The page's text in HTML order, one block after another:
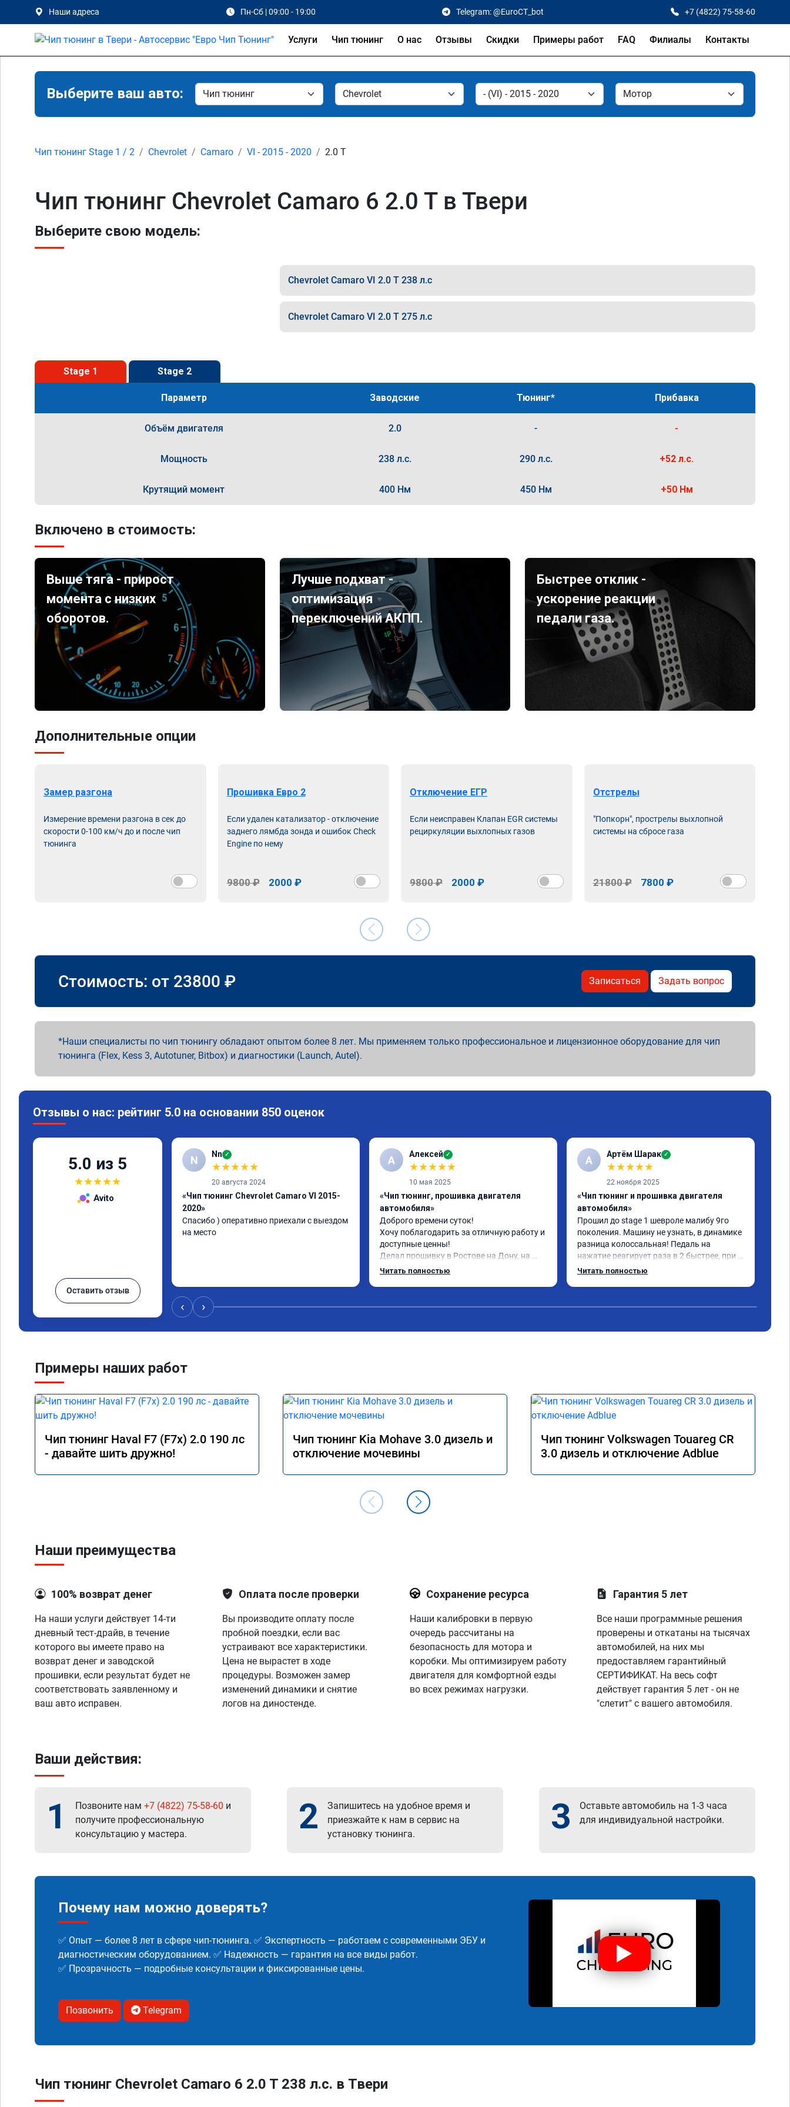
Наши адреса Пн-Сб | 09:00 - 19:00 Telegram: @EuroCT_bot +7 (4822) 75-58-60
Услуги Чип тюнинг О нас Отзывы Скидки Примеры работ FAQ Филиалы Контакты
Выберите ваш авто:
Чип тюнинг Stage 1 / 2 Chevrolet Camaro VI - 2015 - 2020 2.0 T
Чип тюнинг Chevrolet Camaro 6 2.0 T в Твери
Выберите свою модель:
Chevrolet Camaro VI 2.0 T 238 л.с
Chevrolet Camaro VI 2.0 T 275 л.с
Stage 1 Stage 2
Параметр Заводские Тюнинг* Прибавка
Объём двигателя 2.0 - -
Мощность 238 л.с. 290 л.с. +52 л.с.
Крутящий момент 400 Нм 450 Нм +50 Нм
Включено в стоимость:
Выше тяга - прирост
момента с низких
оборотов.
Лучше подхват -
оптимизация
переключений АКПП.
Быстрее отклик -
ускорение реакции
педали газа.
Дополнительные опции
Замер разгона
Измерение времени разгона в сек до
скорости 0-100 км/ч до и после чип
тюнинга
Прошивка Евро 2
Если удален катализатор - отключение
заднего лямбда зонда и ошибок Check
Engine по нему
9800 ₽ 2000 ₽
Отключение ЕГР
Если неисправен Клапан EGR системы
рециркуляции выхлопных газов
9800 ₽ 2000 ₽
Отстрелы
"Попкорн", прострелы выхлопной
системы на сбросе газа
21800 ₽ 7800 ₽
Стоимость: от 23800 ₽ Записаться Задать вопрос
Наши специалисты по чип тюнингу обладают опытом более 8 лет. Мы применяем только профессиональное и лицензионное оборудование для чип
тюнинга (Flex, Kess 3, Autotuner, Bitbox) и диагностики (Launch, Autel).
Отзывы о нас: рейтинг 5.0 на основании 850 оценок
5.0 из 5
★★★★★
Avito
Оставить отзыв
N Nn ✓
★★★★★
20 августа 2024
«Чип тюнинг Chevrolet Camaro VI 2015-
2020»
Спасибо ) оперативно приехали с выездом
на место
А Алексей ✓
★★★★★
10 мая 2025
«Чип тюнинг, прошивка двигателя
автомобиля»
Доброго времени суток!
Хочу поблагодарить за отличную работу и
доступные ценны!
Делал прошивку в Ростове на Дону, на
авто шевроле круз 1.8 (141 л.с)с акпп
узнать - тяга отличная, динамика разгона
просто прелесть, отзывчивость на пидаль
газа превосходная, одно удовольствие
расход по трассе стал намного ниже, 6.2
литра на сотку при скоростном режиме
сервиса, я остался очень доволен
результатом. Ещё раз большое спасибо!
Процветания вашей компании.
Читать полностью
А Артём Шарак ✓
★★★★★
22 ноября 2025
«Чип тюнинг и прошивка двигателя
автомобиля»
Прошил до stage 1 шевроле малибу 9го
поколения. Машину не узнать, в динамике
разница колоссальная! Педаль на
нажатие реагирует раза в 2 быстрее, при
этом при спокойной езде это не мешает.
Читать полностью
‹ ›
Примеры наших работ
Чип тюнинг Haval F7 (F7x) 2.0 190 лс
- давайте шить дружно!
Чип тюнинг Kia Mohave 3.0 дизель и
отключение мочевины
Чип тюнинг Volkswagen Touareg CR
3.0 дизель и отключение Adblue
Наши преимущества
100% возврат денег
На наши услуги действует 14-ти
дневный тест-драйв, в течение
которого вы имеете право на
возврат денег и заводской
прошивки, если результат будет не
соответствовать заявленному и
ваш авто исправен.
Оплата после проверки
Вы производите оплату после
пробной поездки, если вас
устраивают все характеристики.
Цена не вырастет в ходе
процедуры. Возможен замер
изменений динамики и снятие
логов на диностенде.
Сохранение ресурса
Наши калибровки в первую
очередь рассчитаны на
безопасность для мотора и
коробки. Мы оптимизируем работу
двигателя для комфортной езды
во всех режимах нагрузки.
Гарантия 5 лет
Все наши программные решения
проверены и откатаны на тысячах
автомобилей, на них мы
предоставляем гарантийный
СЕРТИФИКАТ. На весь софт
действует гарантия 5 лет - он не
"слетит" с вашего автомобиля.
Ваши действия:
1 Позвоните нам +7 (4822) 75-58-60 и
получите профессиональную
консультацию у мастера.
2
Запишитесь на удобное время и
приезжайте к нам в сервис на
установку тюнинга.
3
Оставьте автомобиль на 1-3 часа
для индивидуальной настройки.
Почему нам можно доверять?
✅ Опыт — более 8 лет в сфере чип-тюнинга. ✅ Экспертность — работаем с современными ЭБУ и
диагностическим оборудованием. ✅ Надежность — гарантия на все виды работ.
✅ Прозрачность — подробные консультации и фиксированные цены.
Позвонить Telegram
Чип тюнинг Chevrolet Camaro 6 2.0 T 238 л.с. в Твери